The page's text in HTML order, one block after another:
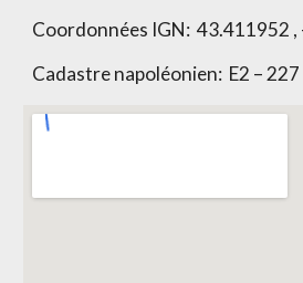
Coordonnées IGN:43.411952
Cadastre napoléonien: E2 –